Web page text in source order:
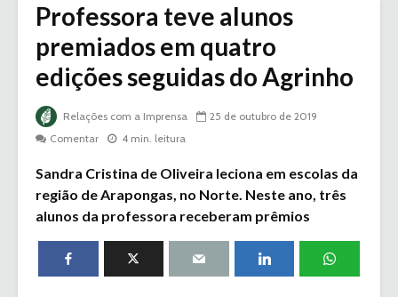
Professora teve alunos
premiados em quatro
edições seguidas do Agrinho
Relações com a Imprensa
25 de outubro de 2019
Comentar
4 min. leitura
Sandra Cristina de Oliveira leciona em escolas da
região de Arapongas, no Norte. Neste ano, três
alunos da professora receberam prêmios